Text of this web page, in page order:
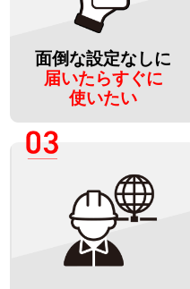
面倒な設定なしに
届いたらすぐに
使いたい